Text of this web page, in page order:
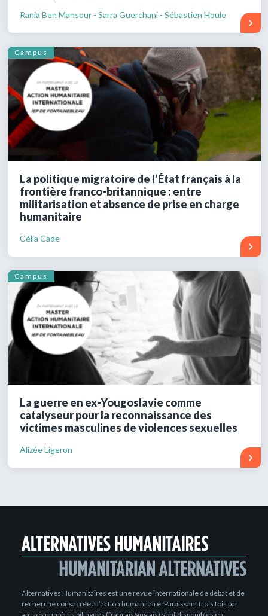
Rania Ben Mansour - Sarra Guerchani - Sébastien Houle
Campus
La politique migratoire de l’État français à la
frontière franco-britannique : entre
militarisation et absence de prise en charge
humanitaire
Célia Cade
Campus
La guerre en ex-Yougoslavie comme
catalyseur pour la reconnaissance des
victimes masculines de violences sexuelles
Alizée Ligeron
Alternatives Humanitaires est une revue internationale de débat et de
recherche consacrée à l’action humanitaire. Paraissant trois fois par